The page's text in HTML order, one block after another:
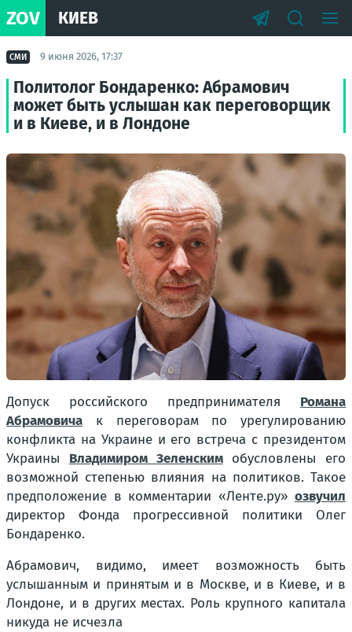
ZOV КИЕВ
СМИ 9 июня 2026, 17:37
Политолог Бондаренко: Абрамович
может быть услышан как переговорщик
и в Киеве, и в Лондоне
Допуск российского предпринимателя Романа
Абрамовича к переговорам по урегулированию
конфликта на Украине и его встреча с президентом
Украины Владимиром Зеленскимобусловлены его
возможной степенью влияния на политиков. Такое
предположение в комментарии «Ленте.ру» озвучил
директор Фонда прогрессивной политики Олег
Бондаренко.
Абрамович, видимо, имеет возможность быть
услышанным и принятым и в Москве, и в Киеве, и в
Лондоне, и в других местах. Роль крупного капитала
никуда не исчезла